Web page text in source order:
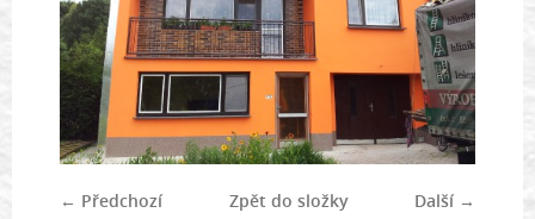
← Předchozí Další →
Zpět do složky